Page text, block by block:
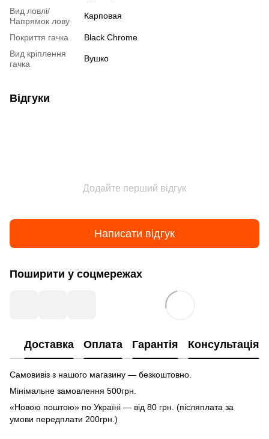
Вид ловлі/
Напрямок лову
Карповая
Покриття гачка
Black Chrome
Вид кріплення
гачка
Вушко
Відгуки
Додайте перший відгук
Написати відгук
Поширити у соцмережах
Доставка Оплата Гарантія Консультація
Самовивіз з нашого магазину — безкоштовно.
Мінімальне замовлення 500грн.
«Новою поштою» по Україні — від 80 грн. (післяплата за
умови передплати 200грн.)